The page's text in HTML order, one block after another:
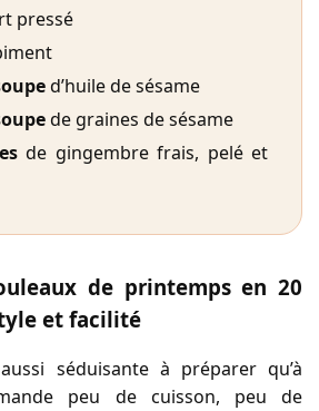
pressé
d’huile de sésame
de graines de sésame
de gingembre frais, pelé et
de printemps en 20
et facilité
séduisante à préparer qu’à
peu de cuisson, peu de